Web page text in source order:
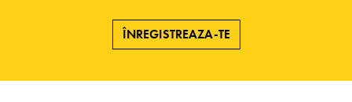
ÎNREGISTREAZA-TE